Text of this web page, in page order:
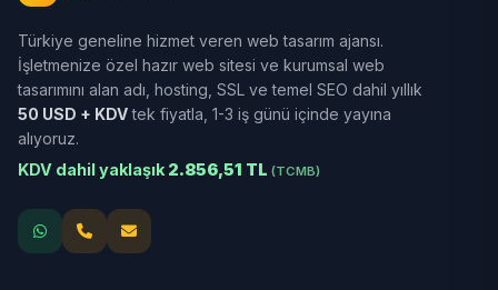
Türkiye geneline hizmet veren web tasarım ajansı.
İşletmenize özel hazır web sitesi ve kurumsal web
tasarımını alan adı, hosting, SSL ve temel SEO dahil yıllık
50 USD + KDVtek fiyatla, 1-3 iş günü içinde yayına
alıyoruz.
KDV dahil yaklaşık 2.856,51 TL (TCMB)